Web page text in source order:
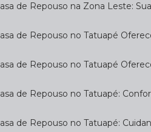
Casa de Repouso na Zona Leste:
Casa de Repouso no Tatuapé
Casa de Repouso no Tatuapé
Casa de Repouso no Tatuapé:
Casa de Repouso no Tatuapé: